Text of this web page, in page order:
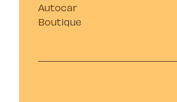
Autocar
Boutique